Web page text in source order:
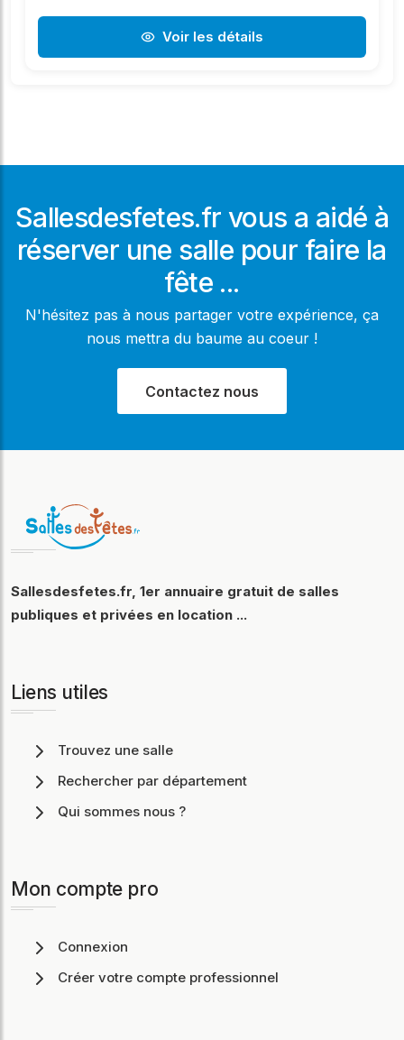
Voir les détails
Sallesdesfetes.fr vous a aidé à
réserver une salle pour faire la
fête ...
N'hésitez pas à nous partager votre expérience, ça
nous mettra du baume au coeur !
Contactez nous
Sallesdesfetes.fr, 1er annuaire gratuit de salles
publiques et privées en location ...
Liens utiles
Trouvez une salle
Rechercher par département
Qui sommes nous ?
Mon compte pro
Connexion
Créer votre compte professionnel